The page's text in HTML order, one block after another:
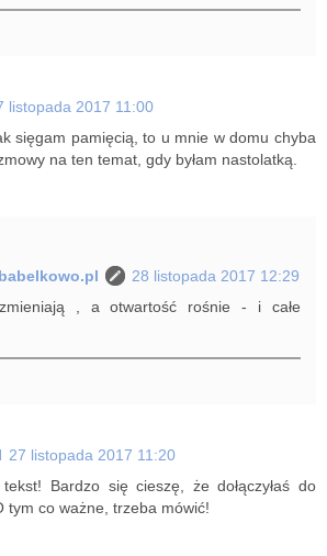
listopada 2017 11:00
sięgam pamięcią, to u mnie w domu chyba
na ten temat, gdy byłam nastolatką.
28 listopada 2017 12:29
, a otwartość rośnie - i całe
27 listopada 2017 11:20
Bardzo się cieszę, że dołączyłaś do
tym co ważne, trzeba mówić!